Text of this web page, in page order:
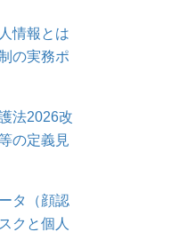
情報とは
の実務ポ
法2026改
の定義見
タ（顔認
クと個人